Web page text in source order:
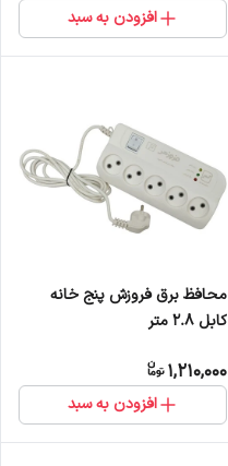
افزودن به سبد
محافظ برق فروزش پنج خانه
کابل 2.۸ متر
1,210,000
افزودن به سبد